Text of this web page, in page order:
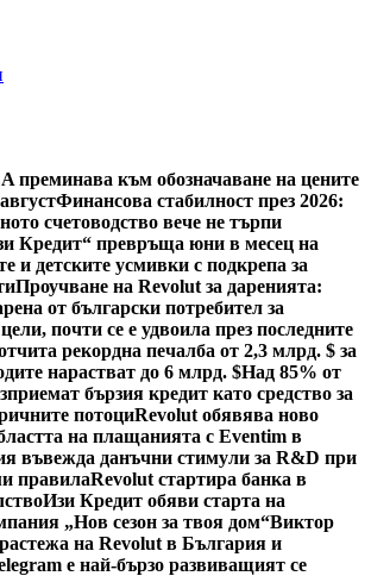
преминава към обозначаване на цените
Финансова стабилност през 2026:
счетоводство вече не търпи
Кредит“ превръща юни в месец на
и детските усмивки с подкрепа за
Проучване на Revolut за даренията:
от български потребител за
почти се е удвоила през последните
рекордна печалба от 2,3 млрд. $ за
нарастват до 6 млрд. $Над 85% от
бързия кредит като средство за
потоциRevolut обявява ново
на плащанията с Eventim в
въвежда данъчни стимули за R&D при
правилаRevolut стартира банка в
Изи Кредит обяви старта на
„Нов сезон за твоя дом“Виктор
на Revolut в България и
е най-бързо развиващият се